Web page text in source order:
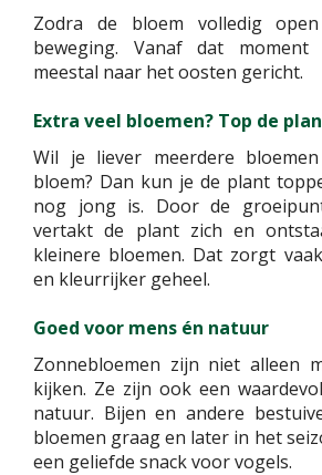
Zodra de bloem volledig
beweging. Vanaf dat
meestal naar het oosten gericht.
Extra veel bloemen? Top de
Wil je liever meerdere
bloem? Dan kun je de plant
nog jong is. Door de
vertakt de plant zich en
kleinere bloemen. Dat zorgt
en kleurrijker geheel.
Goed voor mens én natuur
Zonnebloemen zijn niet alleen
kijken. Ze zijn ook een
natuur. Bijen en andere
bloemen graag en later in het
een geliefde snack voor vogels.